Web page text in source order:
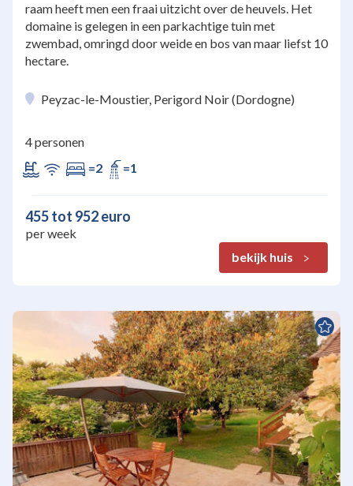
raam heeft men een fraai uitzicht over de heuvels. Het
domaine is gelegen in een parkachtige tuin met
zwembad, omringd door weide en bos van maar liefst 10
hectare.
Peyzac-le-Moustier, Perigord Noir (Dordogne)
4 personen
=2
=1
455 tot 952 euro
per week
bekijk huis